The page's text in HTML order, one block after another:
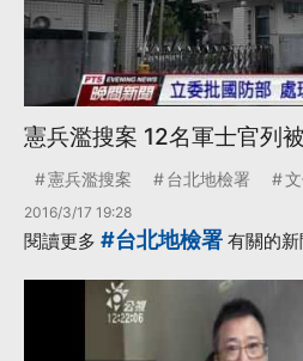
憲兵濫搜案 12名軍士官列
憲兵濫搜案 台北地檢署
2016/3/17 19:28
閱讀更多 #台北地檢署 有關的